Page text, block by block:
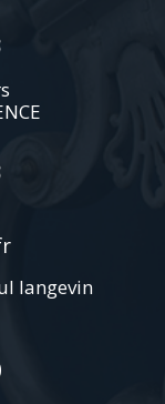
langevin